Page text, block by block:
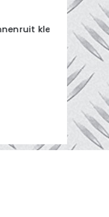
kleur 5
LASHELMEN
kader
€ 0,73